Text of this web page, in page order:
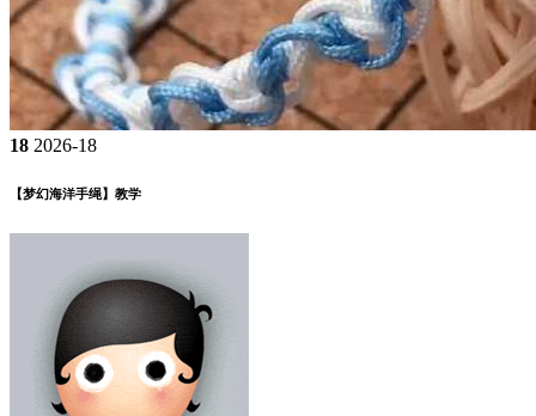
18 2026-18
【梦幻海洋手绳】教学